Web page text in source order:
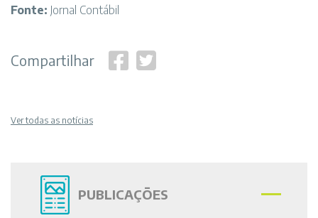
Fonte: Jornal Contábil
Compartilhar
Ver todas as notícias
PUBLICAÇÕES